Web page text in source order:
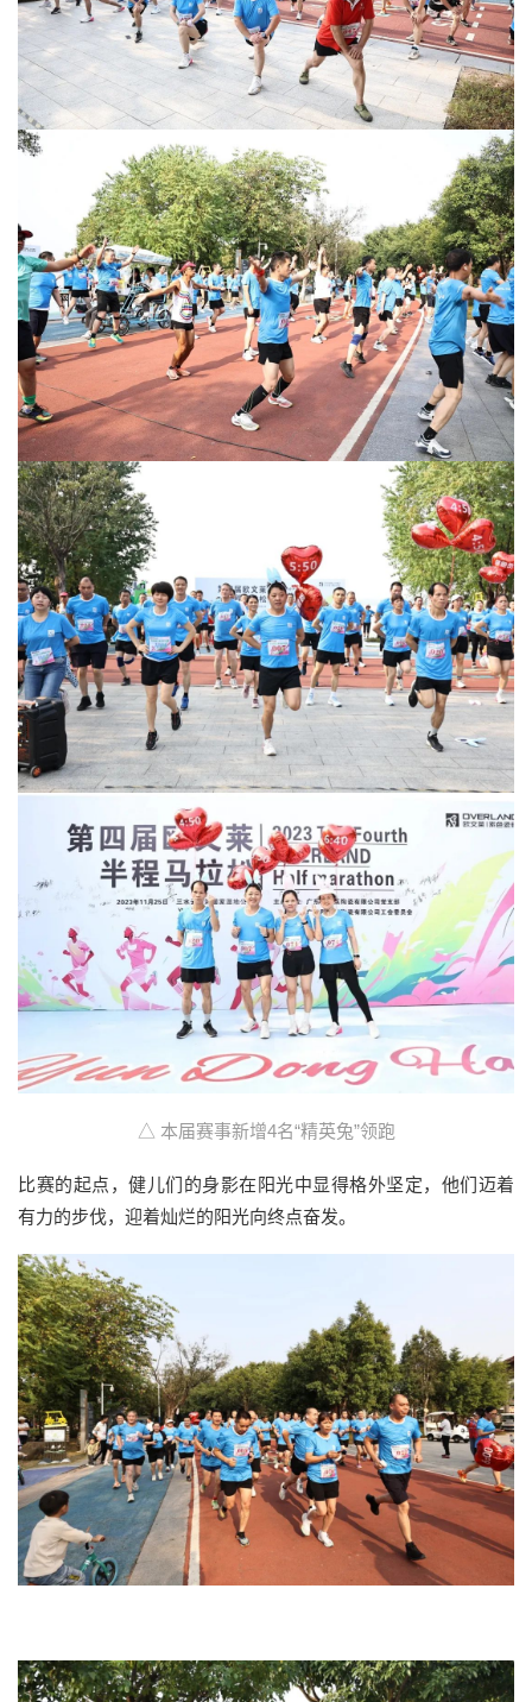
△ 本届赛事新增4名“精英兔”领跑
比赛的起点，健儿们的身影在阳光中显得格外坚定，他们迈着
有力的步伐，迎着灿烂的阳光向终点奋发。